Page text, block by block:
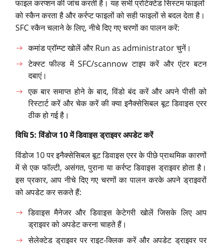
फाइल करप्शन की जांच करती है। यह सभी प्रोटेक्टेड सिस्टम फाइलों
को स्कैन करता है और कर्रप्ट फाइलों को सही फाइलों से बदल देता है।
SFC स्कैन चलाने के लिए, नीचे दिए गए चरणों का पालन करें:
कमांड प्रॉम्प्ट खोलें और Run as administrator चुनें।
टेक्स्ट फील्ड में SFC/scannow टाइप करें और एंटर बटन
दबाएं।
एक बार समाप्त होने के बाद, विंडो बंद करें और अपने पीसी को
रिस्टार्ट करें और चेक करें की क्या इनैक्सेसिबल बूट डिवाइस एरर
ठीक हो गई है।
विधि 5:विंडोज 10मेंडिवाइसड्राइवरअपडेटकरें
विंडोज 10 पर इनैक्सेसिबल बूट डिवाइस एरर के पीछे प्राथमिक कारणों
में से एक फॉल्टी, असंगत, पुराना या कर्रप्ट डिवाइस ड्राइवर होता है।
इस प्रकार, आप नीचे दिए गए चरणों का पालन करके अपने ड्राइवरों
को अपडेट कर सकते हैं:
डिवाइस मैनेजर और डिवाइस केटेगरी खोलें जिसके लिए आप
ड्राइवर को अपडेट करना चाहते हैं।
सेलेक्टेड ड्राइवर पर राइट-क्लिक करें और अपडेट ड्राइवर पर